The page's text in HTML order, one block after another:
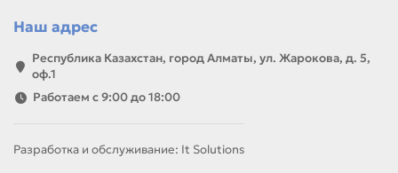
Наш адрес
Республика Казахстан, город Алматы, ул. Жарокова, д. 5,
оф.1
Работаем с 9:00 до 18:00
Разработка и обслуживание: It Solutions